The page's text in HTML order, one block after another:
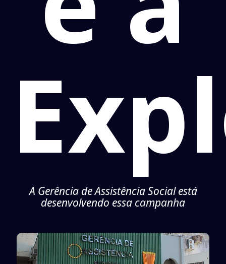
A Gerência de Assistência Social está
desenvolvendo essa campanha